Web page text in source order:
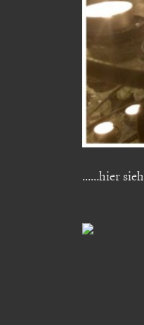
......hier